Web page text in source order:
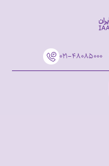
۰۲۱-۴۸۰۸۵۰۰۰